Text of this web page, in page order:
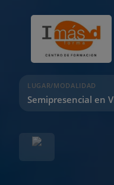
LUGAR/MODALIDAD
Semipresencial en